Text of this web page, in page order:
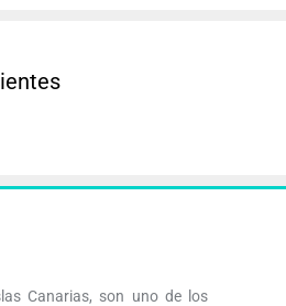
Canarias, son uno de los